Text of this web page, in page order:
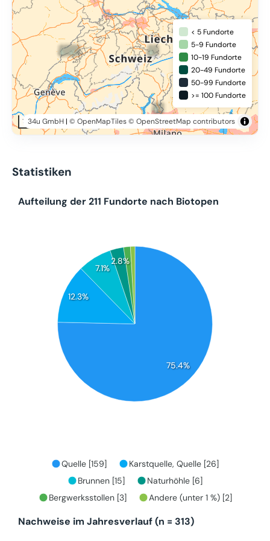
100 km
34u GmbH| © OpenMapTiles© OpenStreetMap contributors
< 5 Fundorte
5-9 Fundorte
10-19 Fundorte
20-49 Fundorte
50-99 Fundorte
>= 100 Fundorte
Statistiken
75.4%
12.3%
7.1%
2.8%
Aufteilung der 211 Fundorte nach Biotopen
Quelle [159]
Karstquelle, Quelle [26]
Brunnen [15]
Naturhöhle [6]
Bergwerksstollen [3]
Andere (unter 1 %) [2]
Nachweise im Jahresverlauf (n = 313)